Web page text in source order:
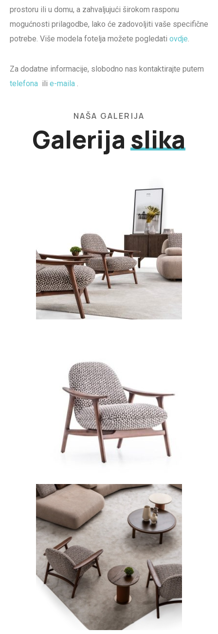
prostoru ili u domu, a zahvaljujući širokom rasponu
mogućnosti prilagodbe, lako će zadovoljiti vaše specifične
potrebe. Više modela fotelja možete pogledati ovdje.
Za dodatne informacije, slobodno nas kontaktirajte putem
telefona ili e-maila .
NAŠA GALERIJA
Galerijaslika